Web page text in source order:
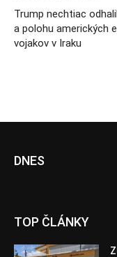
Trump nechtiac
a polohu amerických
vojakov v Iraku
DNES
TOP ČLÁNKY